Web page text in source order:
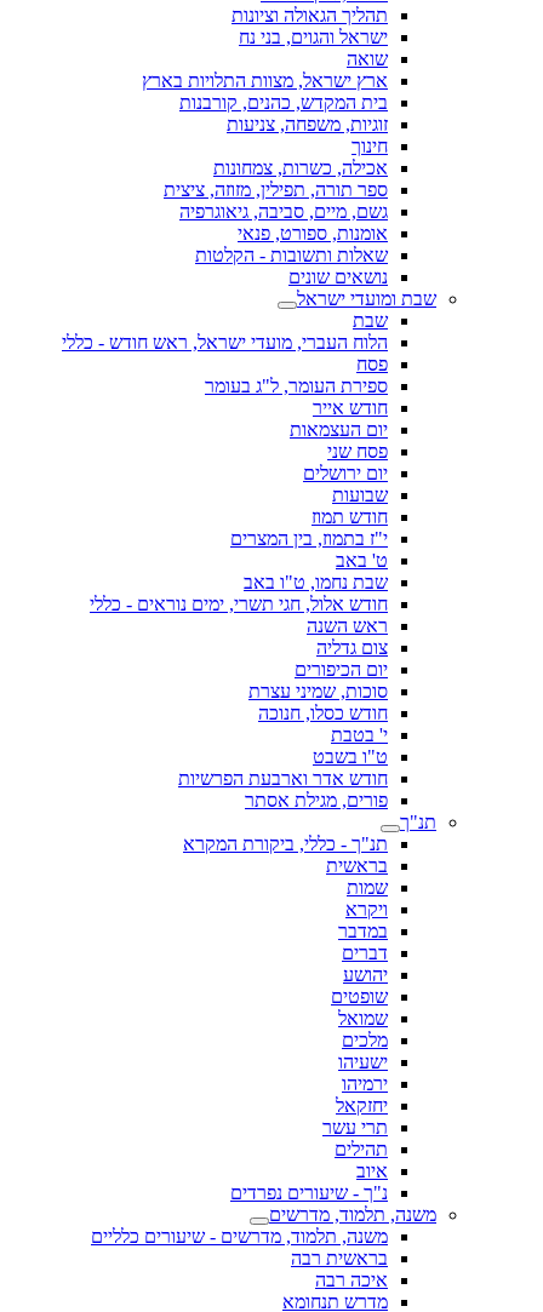
תהליך הגאולה וציונות
ישראל והגוים, בני נח
שואה
ארץ ישראל, מצוות התלויות בארץ
בית המקדש, כהנים, קורבנות
זוגיות, משפחה, צניעות
חינוך
אכילה, כשרות, צמחונות
ספר תורה, תפילין, מזוזה, ציצית
גשם, מיים, סביבה, גיאוגרפיה
אומנות, ספורט, פנאי
שאלות ותשובות - הקלטות
נושאים שונים
שבת ומועדי ישראל
שבת
הלוח העברי, מועדי ישראל, ראש חודש - כללי
פסח
ספירת העומר, ל"ג בעומר
חודש אייר
יום העצמאות
פסח שני
יום ירושלים
שבועות
חודש תמוז
י"ז בתמוז, בין המצרים
ט' באב
שבת נחמו, ט"ו באב
חודש אלול, חגי תשרי, ימים נוראים - כללי
ראש השנה
צום גדליה
יום הכיפורים
סוכות, שמיני עצרת
חודש כסלו, חנוכה
י' בטבת
ט"ו בשבט
חודש אדר וארבעת הפרשיות
פורים, מגילת אסתר
תנ"ך
תנ"ך - כללי, ביקורת המקרא
בראשית
שמות
ויקרא
במדבר
דברים
יהושע
שופטים
שמואל
מלכים
ישעיהו
ירמיהו
יחזקאל
תרי עשר
תהילים
איוב
נ"ך - שיעורים נפרדים
משנה, תלמוד, מדרשים
משנה, תלמוד, מדרשים - שיעורים כלליים
בראשית רבה
איכה רבה
מדרש תנחומא